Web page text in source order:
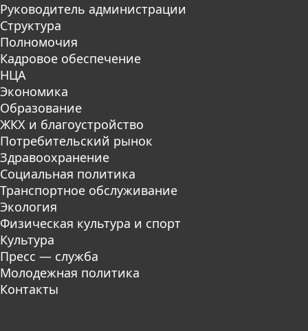
Руководитель администрации
Структура
Полномочия
Кадровое обеспечение
НЦА
Экономика
Образование
ЖКХ и благоустройство
Потребительский рынок
Здравоохранение
Социальная политика
Транспортное обслуживание
Экология
Физическая культура и спорт
Культура
Пресс — служба
Молодежная политика
Контакты